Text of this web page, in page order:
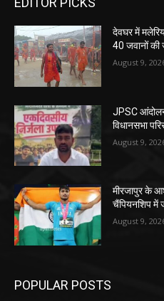
देवघर में
40 जवानों की
August 9,
JPSC
विधानसभा
August 9,
मीरजापुर के
चैंपियनशिप में
August 9,
POPULAR POSTS